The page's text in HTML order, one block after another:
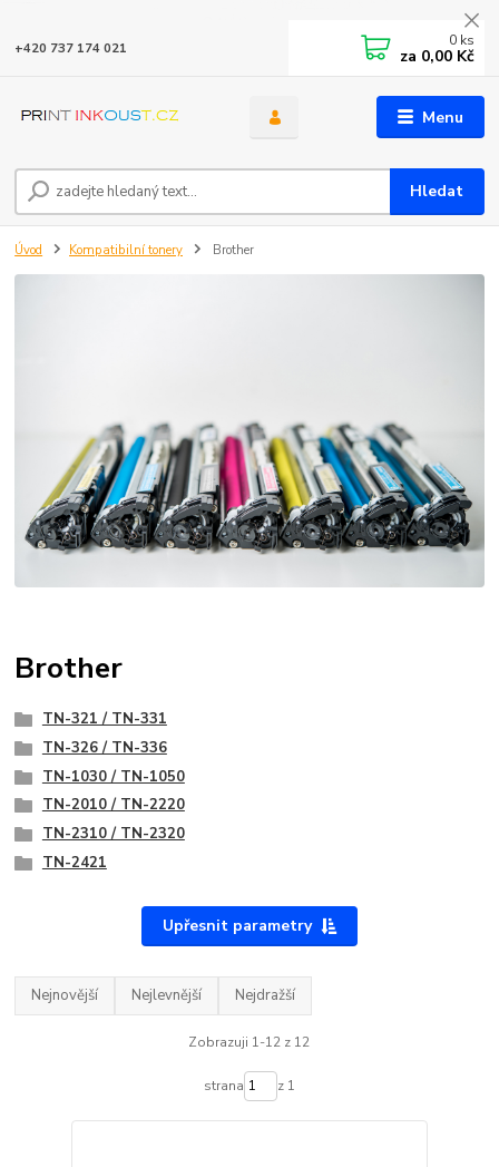
Menu
Hledat
+420 737 174 021 0 ks
za 0,00 Kč
Úvod Kompatibilní tonery Brother
Brother
TN-321 / TN-331
TN-326 / TN-336
TN-1030 / TN-1050
TN-2010 / TN-2220
TN-2310 / TN-2320
TN-2421
Upřesnit parametry
Nejnovější Nejlevnější Nejdražší
Zobrazuji 1-12 z 12
strana z 1